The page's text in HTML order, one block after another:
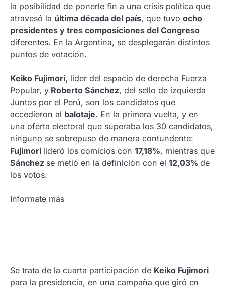
la posibilidad de ponerle fin a una crisis política que
atravesó la última década del país, que tuvo ocho
presidentes y tres composiciones del Congreso
diferentes. En la Argentina, se desplegarán distintos
puntos de votación.
Keiko Fujimori, líder del espacio de derecha Fuerza
Popular, y Roberto Sánchez, del sello de izquierda
Juntos por el Perú, son los candidatos que
accedieron al balotaje. En la primera vuelta, y en
una oferta electoral que superaba los 30 candidatos,
ninguno se sobrepuso de manera contundente:
Fujimori lideró los comicios con 17,18%, mientras que
Sánchez se metió en la definición con el 12,03% de
los votos.
Informate más
Se trata de la cuarta participación de Keiko Fujimori
para la presidencia, en una campaña que giró en